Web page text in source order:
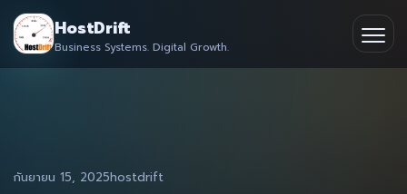
Skip
content
HostDrift
Business Systems. Digital Growth.
Partner
กันยายน 15, 2025hostdrift